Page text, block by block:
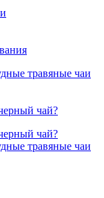
травяные чаи
чай?
чай?
травяные чаи